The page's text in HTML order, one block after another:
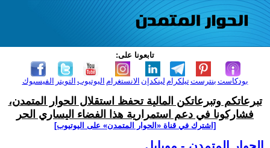
تابعونا على:
الفيسبوك التويتر اليوتيوب الانستغرام لينكدإن تيلكرامبنترست بودكاست
تبرعاتكم وتبرعاتكن المالية تحفظ استقلال الحوار المتمدن،
فشاركونا في دعم استمرارية هذا الفضاء اليساري الحر
[اشترك في قناة ‫«الحوار المتمدن» على اليوتيوب]